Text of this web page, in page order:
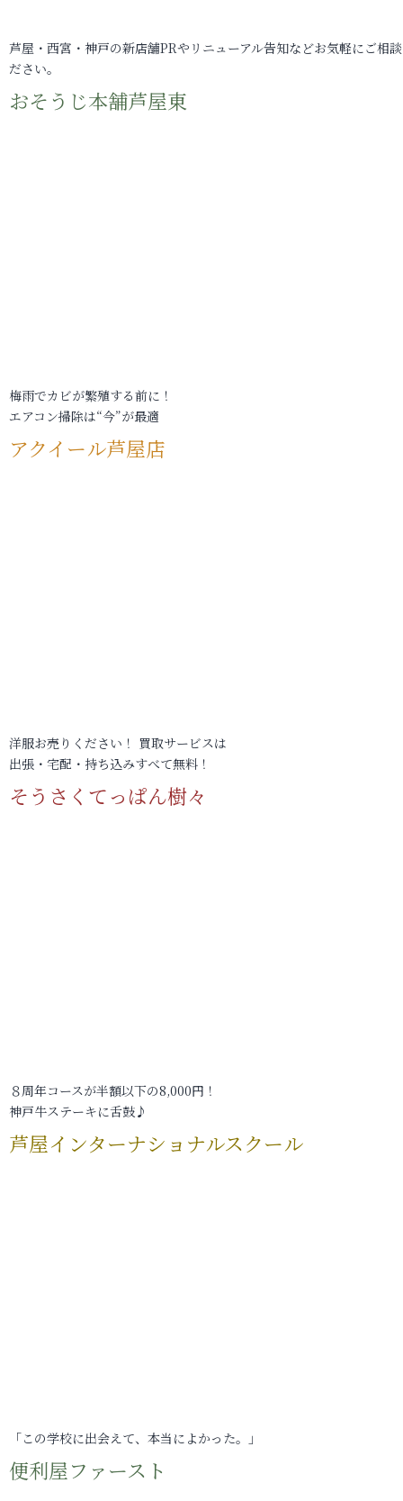
芦屋・西宮・神戸の新店舗PRやリニューアル告知などお気軽にご相
ださい。
おそうじ本舗芦屋東
梅雨でカビが繁殖する前に！
エアコン掃除は“今”が最適
アクイール芦屋店
洋服お売りください！ 買取サービスは
出張・宅配・持ち込みすべて無料！
そうさくてっぱん樹々
８周年コースが半額以下の8,000円！
神戸牛ステーキに舌鼓♪
芦屋インターナショナルスクール
「この学校に出会えて、本当によかった。」
便利屋ファースト